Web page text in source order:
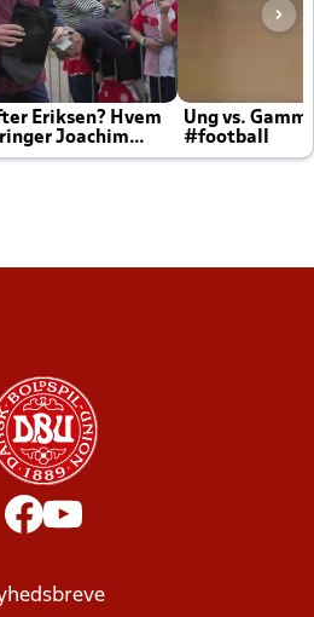
Eriksen? Hvem
Joachim
Ung vs.
#football